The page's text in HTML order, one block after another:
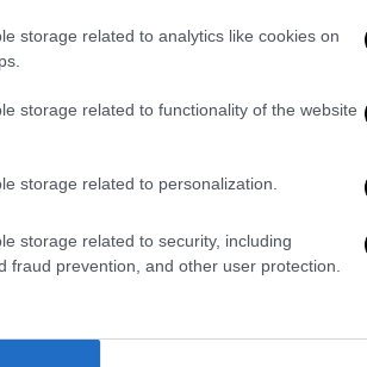
storage related to analytics like cookies on
storage related to functionality of the website
storage related to personalization.
storage related to security, including
fraud prevention, and other user protection.
|11.05.2026 15:10
τα γυρίσματα για
«Extreme
Home Edition» - Τα
Σούλης και οι συνεργάτες
τα μανίκια και
τα γκρεμίσματα… και τα